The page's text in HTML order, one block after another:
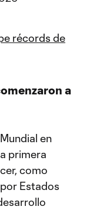
récords de
a
en
primera
como
Estados